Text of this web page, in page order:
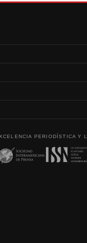
PERIODÍSTICA Y